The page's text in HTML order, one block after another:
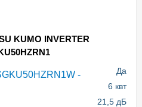
KUMO INVERTER
Да
6 квт
21,5 дБ